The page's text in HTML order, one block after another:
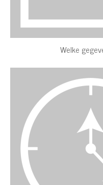
Welke